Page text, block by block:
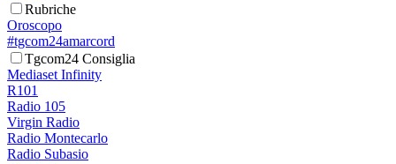
Rubriche
Oroscopo
#tgcom24amarcord
Tgcom24 Consiglia
Mediaset Infinity
R101
Radio 105
Virgin Radio
Radio Montecarlo
Radio Subasio